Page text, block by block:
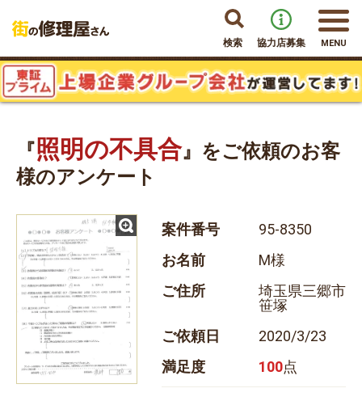
検索 協力店募集 MENU
『照明の不具合』をご依頼のお客
様のアンケート
案件番号
95-8350
お名前
M様
ご住所
埼玉県三郷市
笹塚
ご依頼日
2020/3/23
満足度
100点